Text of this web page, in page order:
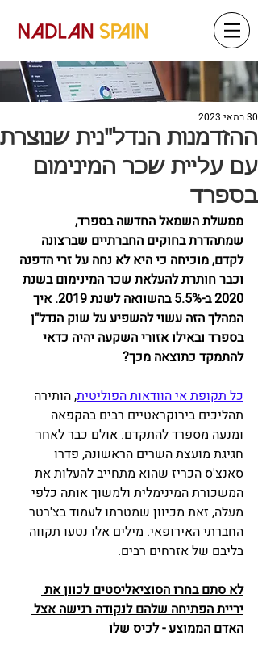
ההזדמנות הנדל"נית שנוצרת
עם עליית שכר המינימום
בספרד
30 במאי 2023
ממשלת השמאל החדשה בספרד,
שמתהדרת בחוקים החברתיים שברצונה
לקדם, מוכיחה כי היא לא נחה על זרי הדפנה
וכבר חותרת להעלאת שכר המינימום בשנת
2020 ב-5.5% בהשוואה לשנת 2019. איך
המהלך הזה עשוי להשפיע על שוק הנדל"ן
בספרד ובאילו אזורי השקעה יהיה כדאי
להתמקד כתוצאה מכך?
כל תקופת אי הוודאות הפוליטית, הותירה
תהליכים בירוקראטיים רבים בהקפאה
ומנעה מספרד להתקדם. אולם כבר לאחר
חגיגת מועצת השרים הראשונה, פדרו
סאנצ'ס הכריז שהוא מתחייב להעלות את
המשכורת המינימלית ולמשוך אותה כלפי
מעלה, זאת מכיוון שמטרתו לעמוד בצ'רטר
החברתי האירופאי. מילים אלו נטעו תקווה
בליבם של אזרחים רבים.
לא סתם בחרו הסוציאליסטים לכוון את
יריית הפתיחה שלהם לנקודה רגישה אצל
האדם הממוצע - לכיס שלו